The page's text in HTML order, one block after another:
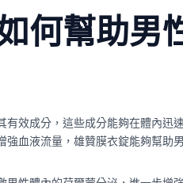
何幫助男
有效成分，這些成分能夠在體內迅
強血液流量，雄贊膜衣錠能夠幫助